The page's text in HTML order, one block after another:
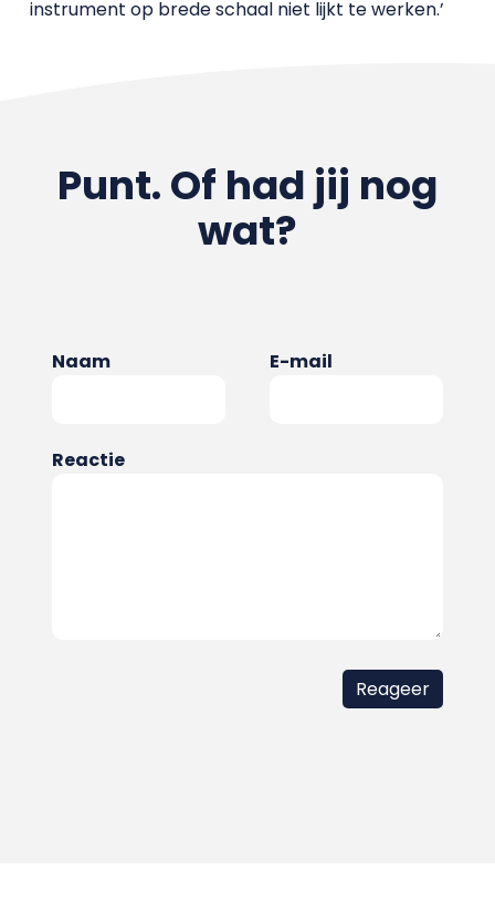
instrument op brede schaal niet lijkt te werken.’
Punt. Of had jij nog
wat?
Naam E-mail
Reactie